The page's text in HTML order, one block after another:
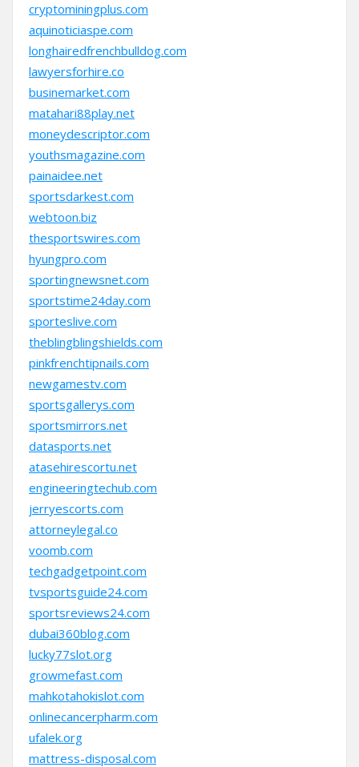
cryptominingplus.com
aquinoticiaspe.com
longhairedfrenchbulldog.com
lawyersforhire.co
businemarket.com
matahari88play.net
moneydescriptor.com
youthsmagazine.com
painaidee.net
sportsdarkest.com
webtoon.biz
thesportswires.com
hyungpro.com
sportingnewsnet.com
sportstime24day.com
sporteslive.com
theblingblingshields.com
pinkfrenchtipnails.com
newgamestv.com
sportsgallerys.com
sportsmirrors.net
datasports.net
atasehirescortu.net
engineeringtechub.com
jerryescorts.com
attorneylegal.co
voomb.com
techgadgetpoint.com
tvsportsguide24.com
sportsreviews24.com
dubai360blog.com
lucky77slot.org
growmefast.com
mahkotahokislot.com
onlinecancerpharm.com
ufalek.org
mattress-disposal.com